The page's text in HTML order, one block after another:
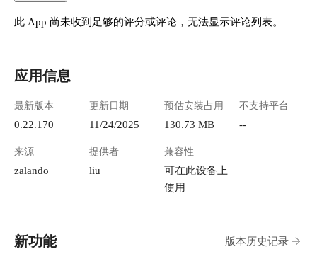
此 App 尚未收到足够的评分或评论，无法显示评论列表。
应用信息
最新版本
0.22.170
更新日期
11/24/2025
预估安装占用
130.73 MB
不支持平台
--
来源
zalando
提供者
liu
兼容性
可在此设备上
使用
新功能 版本历史记录